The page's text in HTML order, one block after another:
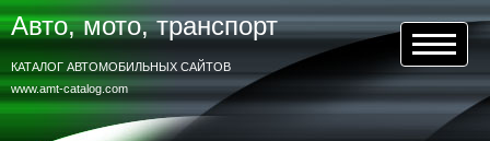
Авто, мото, транспорт
www.amt-catalog.com
КАТАЛОГ АВТОМОБИЛЬНЫХ САЙТОВ